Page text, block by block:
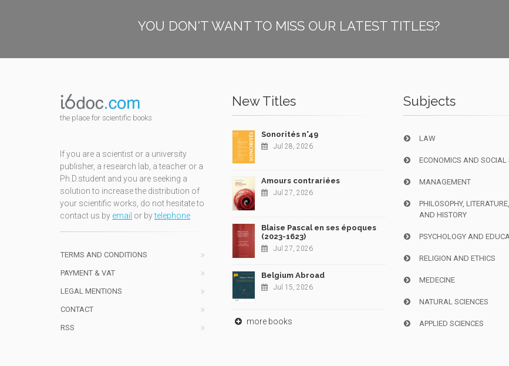
YOU DON'T WANT TO MISS OUR LATEST TITLES?
the place for scientific books
If you are a scientist or a university
publisher, a research lab, a teacher or a
Ph.D.student and you are seeking a
solution to increase the distribution of
your scientific works, do not hesitate to
contact us by email or bytelephone
TERMS AND CONDITIONS
PAYMENT & VAT
LEGAL MENTIONS
CONTACT
RSS
New Titles
Sonorités n°49
Jul 28, 2026
Amours contrariées
Jul 27, 2026
Blaise Pascal en ses époques
(2023-1623)
Jul 27, 2026
Belgium Abroad
Jul 15, 2026
more books
Subjects
LAW
ECONOMICS AND SOCIAL
MANAGEMENT
PHILOSOPHY,
AND HISTORY
PSYCHOLOGY AND
RELIGION AND ETHICS
MEDECINE
NATURAL SCIENCES
APPLIED SCIENCES